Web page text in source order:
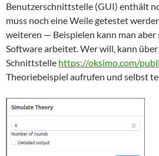
Benutzerschnittstelle (GUI) enthält
muss noch eine Weile getestet
weiteren — Beispielen kann man aber
Software arbeitet. Wer will, kann
Schnittstelle https://oksimo.com/
Theoriebeispiel aufrufen und selbst